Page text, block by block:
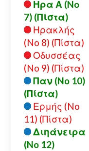
Ηρα Α (No
7) (Πίστα)
Ηρακλής
(No 8) (Πίστα)
Οδυσσέας
(No 9) (Πίστα)
Παν (No 10)
(Πίστα)
Ερμής (No
11) (Πίστα)
Διηάνειρα
(No 12)